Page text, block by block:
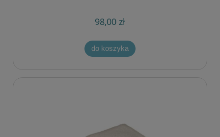
98,00 zł
do koszyka